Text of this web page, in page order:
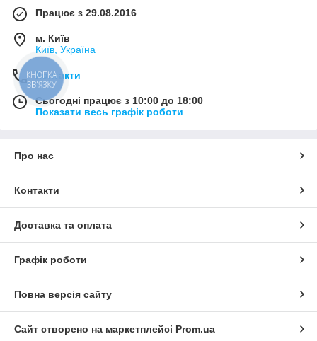
Працює з 29.08.2016
м. Київ
Київ, Україна
Контакти
Сьогодні працює з 10:00 до 18:00
Показати весь графік роботи
Про нас
Контакти
Доставка та оплата
Графік роботи
Повна версія сайту
Сайт створено на маркетплейсі Prom.ua
КНОПКА
ЗВ'ЯЗКУ